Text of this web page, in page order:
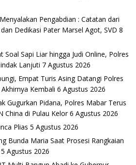
Pengabdian : Catatan dari
Dedikasi Pater Marsel Agot, SVD 8
Sapi Liar hingga Judi Online, Polres
Lanjuti 7 Agustus 2026
Empat Turis Asing Datangi Polres
Kembali 6 Agustus 2026
Gugurkan Pidana, Polres Mabar Terus
China di Pulau Kelor 6 Agustus 2026
Plias 5 Agustus 2026
Bunda Maria Saat Prosesi Rangkaian
5 Agustus 2026